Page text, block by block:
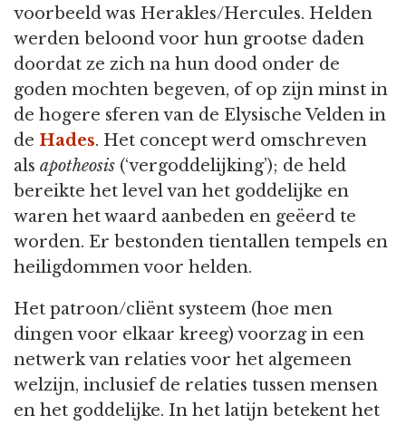
voorbeeld was Herakles/Hercules. Helden
werden beloond voor hun grootse daden
doordat ze zich na hun dood onder de
goden mochten begeven, of op zijn minst in
de hogere sferen van de Elysische Velden in
de Hades. Het concept werd omschreven
als apotheosis (‘vergoddelijking’); de held
bereikte het level van het goddelijke en
waren het waard aanbeden en geëerd te
worden. Er bestonden tientallen tempels en
heiligdommen voor helden.
Het patroon/cliënt systeem (hoe men
dingen voor elkaar kreeg) voorzag in een
netwerk van relaties voor het algemeen
welzijn, inclusief de relaties tussen mensen
en het goddelijke. In het latijn betekent het